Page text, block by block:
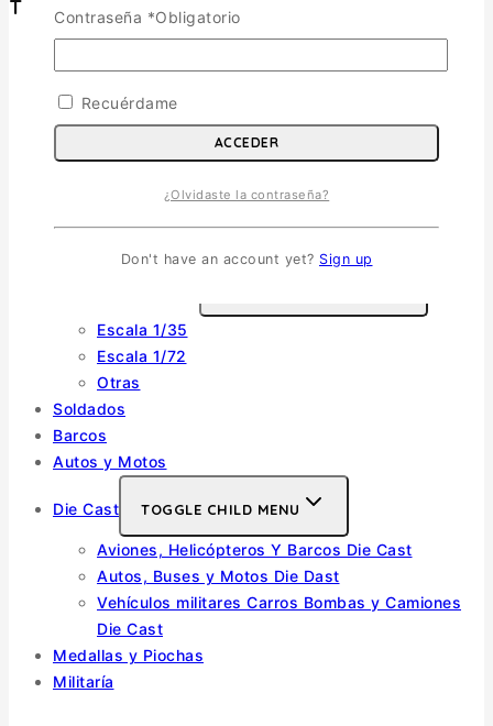
Tienda
Aviones TOGGLE CHILD MENU
Escala 1/72
Escala 1/144
Escala 1/32
Escala 1/35
Escala 1/72
Otras
Soldados
Barcos
Autos y Motos
Die Cast TOGGLE CHILD MENU
Aviones, Helicópteros Y Barcos Die Cast
Autos, Buses y Motos Die Dast
Vehículos militares Carros Bombas y Camiones
Die Cast
Medallas y Piochas
Militaría
Contraseña *Obligatorio
Recuérdame
ACCEDER
¿Olvidaste la contraseña?
Don't have an account yet? Sign up